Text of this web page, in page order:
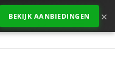
BEKIJK AANBIEDINGEN ×